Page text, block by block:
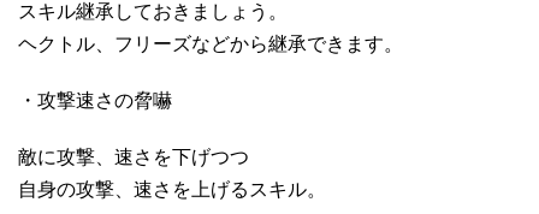
スキル継承しておきましょう。
ヘクトル、フリーズなどから継承できます。
・攻撃速さの脅嚇
敵に攻撃、速さを下げつつ
自身の攻撃、速さを上げるスキル。